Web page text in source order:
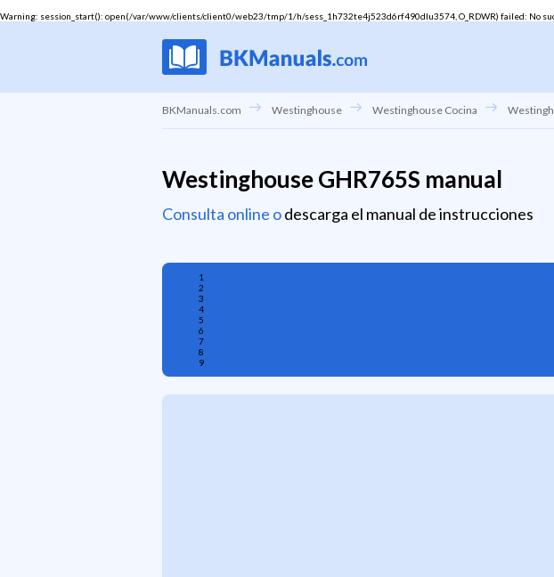
Warning: session_start(): open(/var/www/clients/client0/web23/tmp/1/h/sess_1h732te4j523d6rf490dlu3574, O_RDWR) failed: No
BKManuals.com Westinghouse Westinghouse Cocina
Westinghouse GHR765S manual
Consulta online odescarga el manual de instrucciones
1
2
3
4
5
6
7
8
9